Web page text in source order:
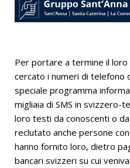
Per portare a termine il loro
cercato i numeri di telefono
speciale programma
migliaia di SMS in svizzero-
loro testi da conoscenti o
reclutato anche persone
hanno fornito loro, dietro
bancari svizzeri su cui